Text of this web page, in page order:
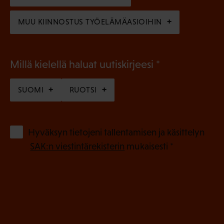
)
MUU KIINNOSTUS TYÖELÄMÄASIOIHIN
Millä kielellä haluat uutiskirjeesi
o
l
SUOMI RUOTSI
Hyväksyn tietojeni tallentamisen ja käsittelyn
SAK:n viestintärekisterin mukaisesti *